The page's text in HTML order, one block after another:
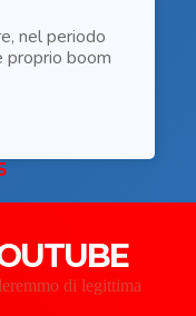
nel periodo
proprio boom
di legittima